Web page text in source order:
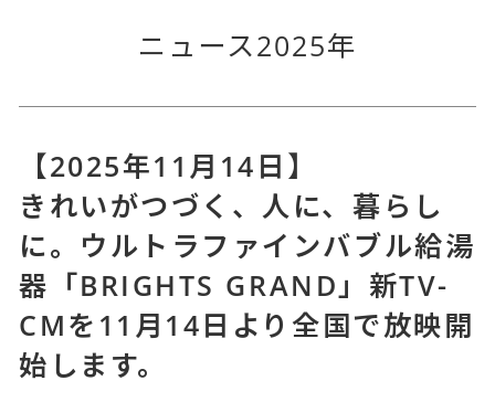
ニュース2025年
【2025年11月14日】
きれいがつづく、人に、暮らし
に。ウルトラファインバブル給湯
器「BRIGHTS GRAND」新TV-
CMを11月14日より全国で放映開
始します。